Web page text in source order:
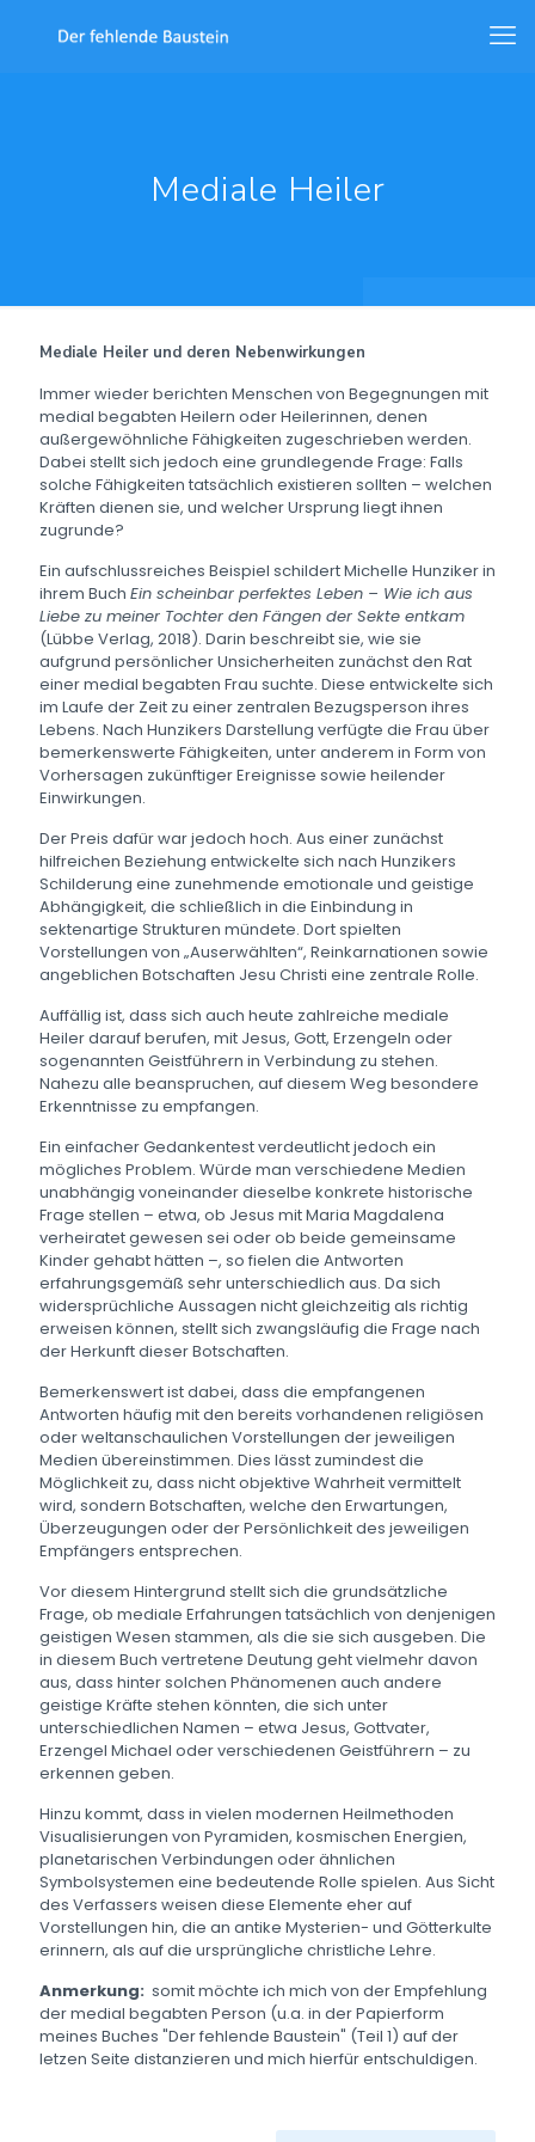
Mediale Heiler
Mediale Heiler und deren Nebenwirkungen
Immer wieder berichten Menschen von Begegnungen mit
medial begabten Heilern oder Heilerinnen, denen
außergewöhnliche Fähigkeiten zugeschrieben werden.
Dabei stellt sich jedoch eine grundlegende Frage: Falls
solche Fähigkeiten tatsächlich existieren sollten – welchen
Kräften dienen sie, und welcher Ursprung liegt ihnen
zugrunde?
Ein aufschlussreiches Beispiel schildert Michelle Hunziker in
ihrem Buch Ein scheinbar perfektes Leben – Wie ich aus
Liebe zu meiner Tochter den Fängen der Sekte entkam
(Lübbe Verlag, 2018). Darin beschreibt sie, wie sie
aufgrund persönlicher Unsicherheiten zunächst den Rat
einer medial begabten Frau suchte. Diese entwickelte sich
im Laufe der Zeit zu einer zentralen Bezugsperson ihres
Lebens. Nach Hunzikers Darstellung verfügte die Frau über
bemerkenswerte Fähigkeiten, unter anderem in Form von
Vorhersagen zukünftiger Ereignisse sowie heilender
Einwirkungen.
Der Preis dafür war jedoch hoch. Aus einer zunächst
hilfreichen Beziehung entwickelte sich nach Hunzikers
Schilderung eine zunehmende emotionale und geistige
Abhängigkeit, die schließlich in die Einbindung in
sektenartige Strukturen mündete. Dort spielten
Vorstellungen von „Auserwählten“, Reinkarnationen sowie
angeblichen Botschaften Jesu Christi eine zentrale Rolle.
Auffällig ist, dass sich auch heute zahlreiche mediale
Heiler darauf berufen, mit Jesus, Gott, Erzengeln oder
sogenannten Geistführern in Verbindung zu stehen.
Nahezu alle beanspruchen, auf diesem Weg besondere
Erkenntnisse zu empfangen.
Ein einfacher Gedankentest verdeutlicht jedoch ein
mögliches Problem. Würde man verschiedene Medien
unabhängig voneinander dieselbe konkrete historische
Frage stellen – etwa, ob Jesus mit Maria Magdalena
verheiratet gewesen sei oder ob beide gemeinsame
Kinder gehabt hätten –, so fielen die Antworten
erfahrungsgemäß sehr unterschiedlich aus. Da sich
widersprüchliche Aussagen nicht gleichzeitig als richtig
erweisen können, stellt sich zwangsläufig die Frage nach
der Herkunft dieser Botschaften.
Bemerkenswert ist dabei, dass die empfangenen
Antworten häufig mit den bereits vorhandenen religiösen
oder weltanschaulichen Vorstellungen der jeweiligen
Medien übereinstimmen. Dies lässt zumindest die
Möglichkeit zu, dass nicht objektive Wahrheit vermittelt
wird, sondern Botschaften, welche den Erwartungen,
Überzeugungen oder der Persönlichkeit des jeweiligen
Empfängers entsprechen.
Vor diesem Hintergrund stellt sich die grundsätzliche
Frage, ob mediale Erfahrungen tatsächlich von denjenigen
geistigen Wesen stammen, als die sie sich ausgeben. Die
in diesem Buch vertretene Deutung geht vielmehr davon
aus, dass hinter solchen Phänomenen auch andere
geistige Kräfte stehen könnten, die sich unter
unterschiedlichen Namen – etwa Jesus, Gottvater,
Erzengel Michael oder verschiedenen Geistführern – zu
erkennen geben.
Hinzu kommt, dass in vielen modernen Heilmethoden
Visualisierungen von Pyramiden, kosmischen Energien,
planetarischen Verbindungen oder ähnlichen
Symbolsystemen eine bedeutende Rolle spielen. Aus Sicht
des Verfassers weisen diese Elemente eher auf
Vorstellungen hin, die an antike Mysterien- und Götterkulte
erinnern, als auf die ursprüngliche christliche Lehre.
Anmerkung: somit möchte ich mich von der Empfehlung
der medial begabten Person (u.a. in der Papierform
meines Buches "Der fehlende Baustein" (Teil 1) auf der
letzen Seite distanzieren und mich hierfür entschuldigen.